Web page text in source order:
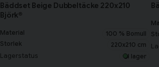
Bäddset Beige Dubbeltäcke 220x210
Björk®
Material
100 % Bomull
Storlek
220x210 cm
Lagerstatus I lager